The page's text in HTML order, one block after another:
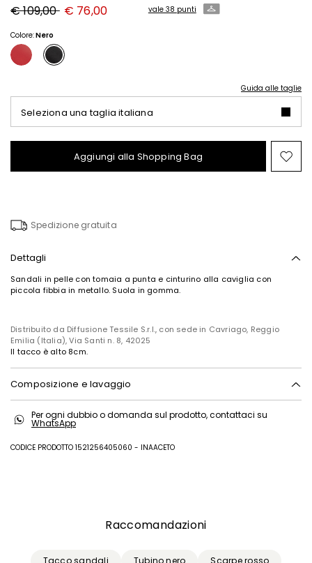
Prezzo
originale
109,00
€ 109,00 Nuovo
prezzo
€ 76,00 vale 38 punti
Colore:Nero
Guida alle taglie
Seleziona una taglia italiana
Aggiungi alla Shopping Bag
Spedizione gratuita
Dettagli
Sandali in pelle con tomaia a punta e cinturino alla caviglia con
piccola fibbia in metallo. Suola in gomma.
Distribuito da Diffusione Tessile S.r.l., con sede in Cavriago, Reggio
Emilia (Italia), Via Santi n. 8, 42025
Il tacco è alto 8cm.
Composizione e lavaggio
Per ogni dubbio o domanda sul prodotto, contattaci su
WhatsApp
CODICE PRODOTTO 1521256405060 - INAACETO
Raccomandazioni
Tacco sandali Tubino nero
Scarpe rosso
Ho letto la Privacy Policy